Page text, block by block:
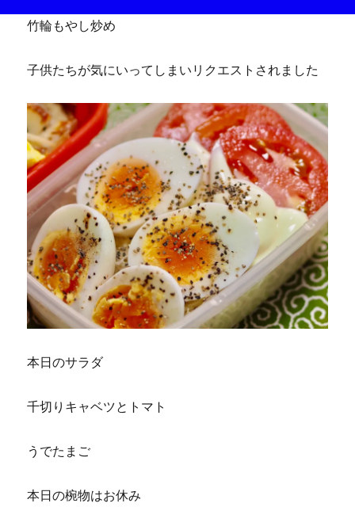
竹輪もやし炒め
子供たちが気にいってしまいリクエストされました
本日のサラダ
千切りキャベツとトマト
うでたまご
本日の椀物はお休み